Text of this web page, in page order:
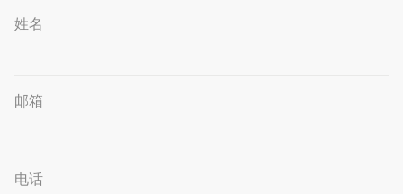
姓名
邮箱
电话